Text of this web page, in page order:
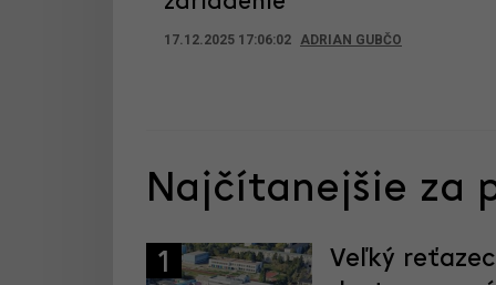
17.12.2025 17:06:02 ADRIAN GUBČO
Najčítanejšie za
1
Veľký